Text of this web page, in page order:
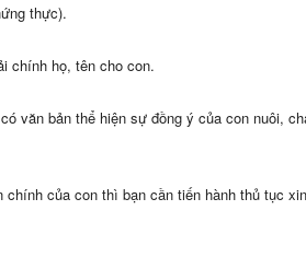
thực).
chính họ, tên cho con.
văn bản thể hiện sự đồng ý của con nuôi,
chính của con thì bạn cần tiến hành thủ tục